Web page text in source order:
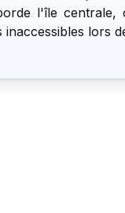
l'île centrale,
inaccessibles lors